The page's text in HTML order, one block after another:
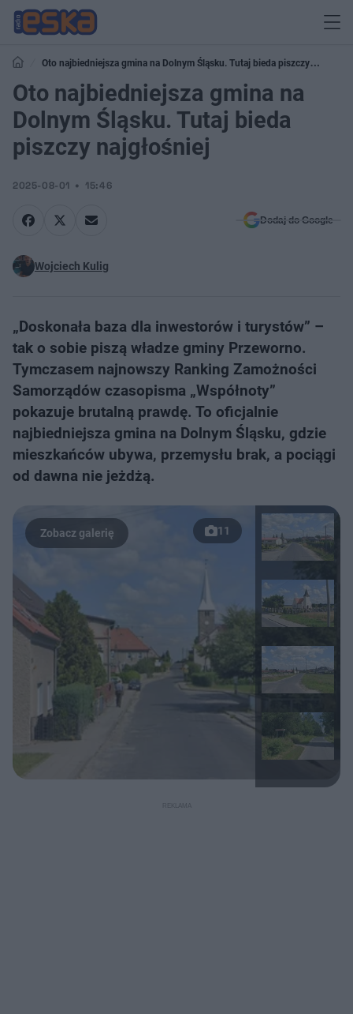
Oto najbiedniejsza gmina na Dolnym Śląsku. Tutaj bieda piszczy
najgłośniej
Oto najbiedniejsza gmina na
Dolnym Śląsku. Tutaj bieda
piszczy najgłośniej
2025-08-01 15:46
Dodaj do Google
Wojciech Kulig
„Doskonała baza dla inwestorów i turystów” –
tak o sobie piszą władze gminy Przeworno.
Tymczasem najnowszy Ranking Zamożności
Samorządów czasopisma „Współnoty”
pokazuje brutalną prawdę. To oficjalnie
najbiedniejsza gmina na Dolnym Śląsku, gdzie
mieszkańców ubywa, przemysłu brak, a pociągi
od dawna nie jeżdżą.
11